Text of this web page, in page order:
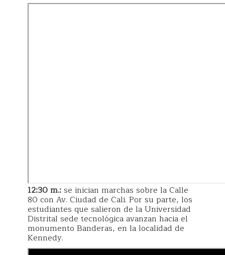
12:30 m.:se inician marchas sobre la Calle
80 con Av. Ciudad de Cali. Por su parte, los
estudiantes que salieron de la Universidad
Distrital sede tecnológica avanzan hacia el
monumento Banderas, en la localidad de
Kennedy.